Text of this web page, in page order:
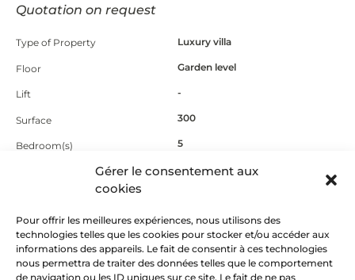
Gérer le consentement aux
cookies
Pour offrir les meilleures expériences, nous utilisons des
technologies telles que les cookies pour stocker et/ou accéder aux
informations des appareils. Le fait de consentir à ces technologies
nous permettra de traiter des données telles que le comportement
de navigation ou les ID uniques sur ce site. Le fait de ne pas
Quotation on request
Type of Property
Floor
Lift
Surface
Bedroom(s)
Other infos
Luxury villa
Garden level
-
300
5
5
Possibility of booking your
transfers, mid-week and end
cleaning included